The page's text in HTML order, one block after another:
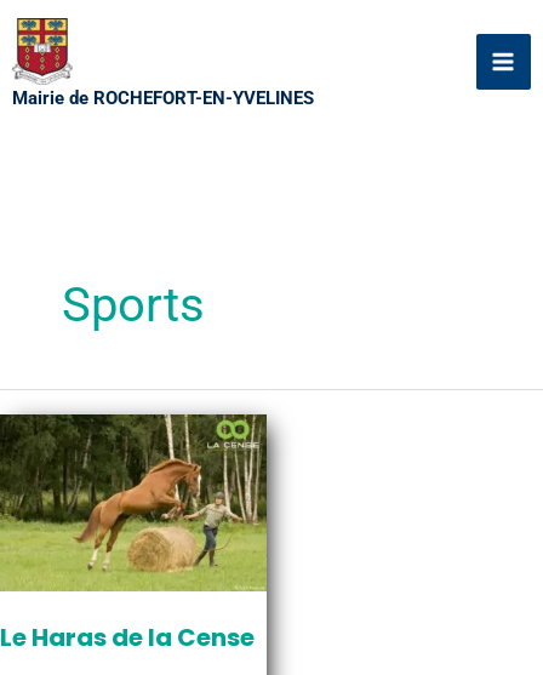
Aller
au
contenu
Mairie de ROCHEFORT-EN-YVELINES
Sports
Le Haras de la Cense